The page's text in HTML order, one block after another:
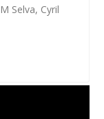
Selva, Cyril